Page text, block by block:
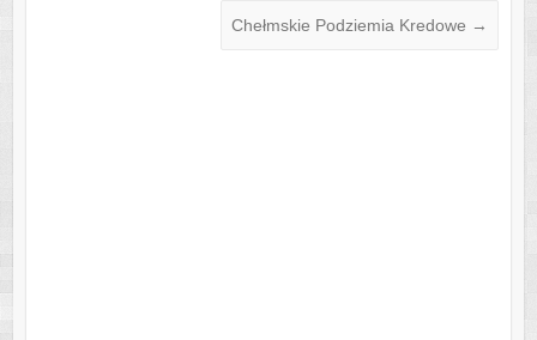
Chełmskie Podziemia Kredowe →